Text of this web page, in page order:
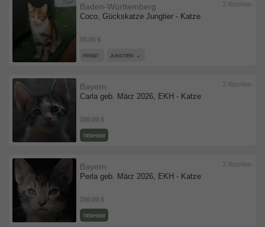
Coco, Gückskatze Jungtier - Katze
Baden-Württemberg
50,00 €
2 Wochen
PRIVAT JUNGTIER
Carla geb. März 2026, EKH - Katze
Bayern
200,00 €
2 Wochen
TIERHEIM
Perla geb. März 2026, EKH - Katze
Bayern
200,00 €
2 Wochen
TIERHEIM